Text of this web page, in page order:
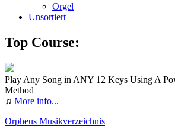
Orgel
Unsortiert
Top Course:
Play Any Song in ANY 12 Keys Using A
Method
♫ More info...
Orpheus Musikverzeichnis